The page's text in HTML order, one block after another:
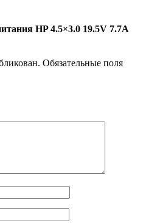
HP 4.5×3.0 19.5V 7.7A
Обязательные поля